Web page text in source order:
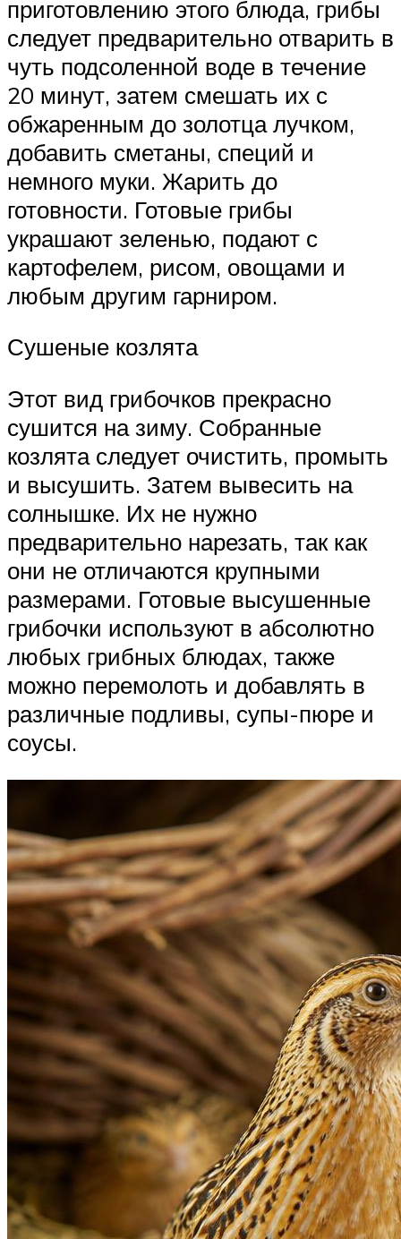
приготовлению этого блюда, грибы
следует предварительно отварить в
чуть подсоленной воде в течение
20 минут, затем смешать их с
обжаренным до золотца лучком,
добавить сметаны, специй и
немного муки. Жарить до
готовности. Готовые грибы
украшают зеленью, подают с
картофелем, рисом, овощами и
любым другим гарниром.
Сушеные козлята
Этот вид грибочков прекрасно
сушится на зиму. Собранные
козлята следует очистить, промыть
и высушить. Затем вывесить на
солнышке. Их не нужно
предварительно нарезать, так как
они не отличаются крупными
размерами. Готовые высушенные
грибочки используют в абсолютно
любых грибных блюдах, также
можно перемолоть и добавлять в
различные подливы, супы-пюре и
соусы.